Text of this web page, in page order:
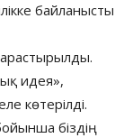
байланысты
идея»,
көтерілді.
біздің